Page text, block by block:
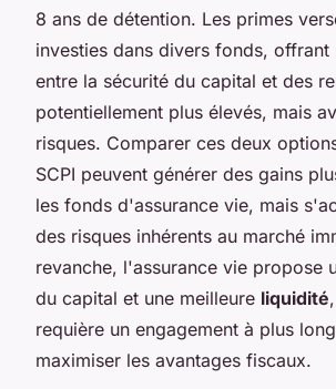
8 ans de détention. Les primes
investies dans divers fonds,
entre la sécurité du capital et des
potentiellement plus élevés, mais
risques. Comparer ces deux
SCPI peuvent générer des gains
les fonds d'assurance vie, mais
des risques inhérents au marché
revanche, l'assurance vie propose
du capital et une meilleure liquidité
requière un engagement à plus
maximiser les avantages fiscaux.